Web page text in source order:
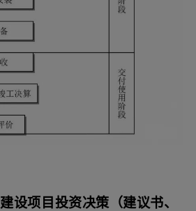
建设项目投资决策（建议书、